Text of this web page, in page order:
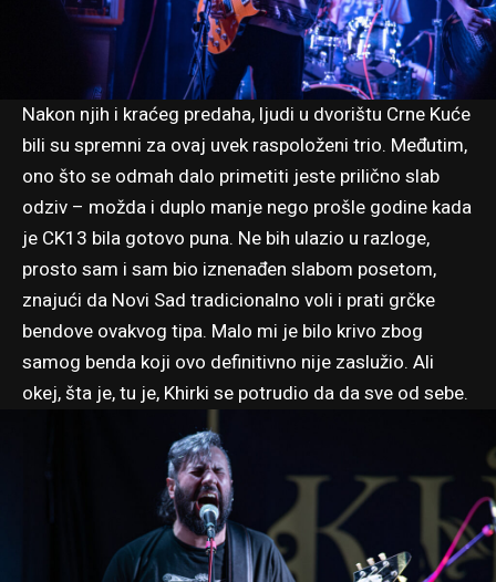
Nakon njih i kraćeg predaha, ljudi u dvorištu Crne Kuće
bili su spremni za ovaj uvek raspoloženi trio. Međutim,
ono što se odmah dalo primetiti jeste prilično slab
odziv – možda i duplo manje nego prošle godine kada
je CK13 bila gotovo puna. Ne bih ulazio u razloge,
prosto sam i sam bio iznenađen slabom posetom,
znajući da Novi Sad tradicionalno voli i prati grčke
bendove ovakvog tipa. Malo mi je bilo krivo zbog
samog benda koji ovo definitivno nije zaslužio. Ali
okej, šta je, tu je, Khirki se potrudio da da sve od sebe.